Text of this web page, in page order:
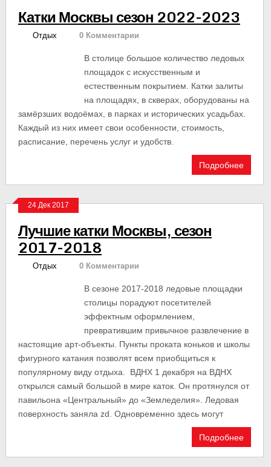
Катки Москвы сезон 2022-2023
Отдых 0 Комментарии
В столице большое количество ледовых
площадок с искусственным и
естественным покрытием. Катки залиты
на площадях, в скверах, оборудованы на
замёрзших водоёмах, в парках и исторических усадьбах.
Каждый из них имеет свои особенности, стоимость,
расписание, перечень услуг и удобств.
Подробнее
24 Дек 2017
Лучшие катки Москвы, сезон
2017-2018
Отдых 0 Комментарии
В сезоне 2017-2018 ледовые площадки
столицы порадуют посетителей
эффектным оформлением,
превратившим привычное развлечение в
настоящие арт-объекты. Пункты проката коньков и школы
фигурного катания позволят всем приобщиться к
популярному виду отдыха. ВДНХ 1 декабря на ВДНХ
открылся самый большой в мире каток. Он протянулся от
павильона «Центральный» до «Земледелия». Ледовая
поверхность заняла zd. Одновременно здесь могут
Подробнее